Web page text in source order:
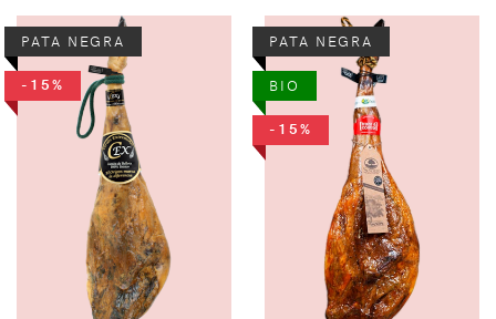
PATA NEGRA
-15%
PATA NEGRA
BIO
-15%